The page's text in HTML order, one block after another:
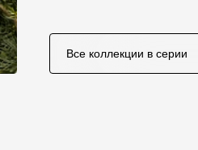
Все коллекции в серии